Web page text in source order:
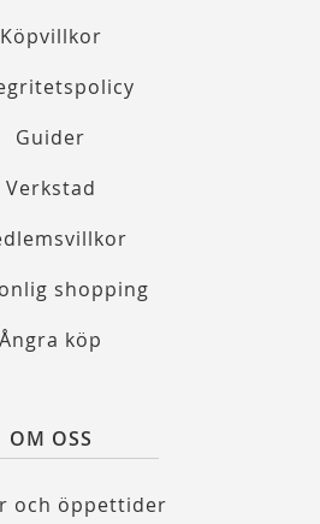
Köpvillkor
Guider
Verkstad
shopping
Ångra köp
OM OSS
och öppettider